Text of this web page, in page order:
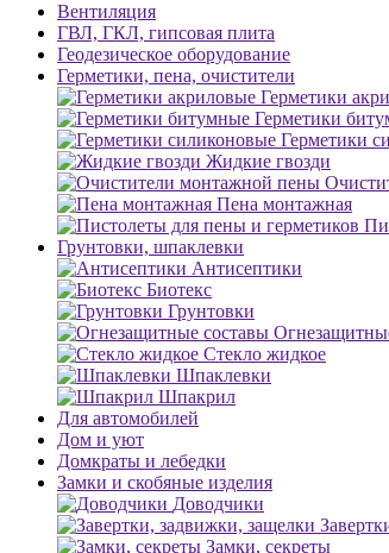
Вентиляция
ГВЛ, ГКЛ, гипсовая плита
Геодезическое оборудование
Герметики, пена, очистители
Герметики
Герметики
Герметики
Жидкие гвозди
Пена монтажная
Грунтовки, шпаклевки
Антисептики
Биотекс
Грунтовки
Стекло жидкое
Шпаклевки
Шпакрил
Для автомобилей
Дом и уют
Домкраты и лебедки
Замки и скобяные изделия
Доводчики
Замки, секреты